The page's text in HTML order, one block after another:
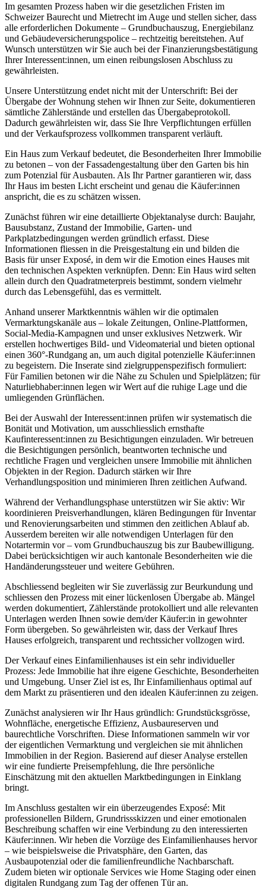
Im gesamten Prozess haben wir die gesetzlichen Fristen im
Schweizer Baurecht und Mietrecht im Auge und stellen sicher, dass
alle erforderlichen Dokumente – Grundbuchauszug, Energiebilanz
und Gebäudeversicherungspolice – rechtzeitig bereitstehen. Auf
Wunsch unterstützen wir Sie auch bei der Finanzierungsbestätigung
Ihrer Interessent:innen, um einen reibungslosen Abschluss zu
gewährleisten.
Unsere Unterstützung endet nicht mit der Unterschrift: Bei der
Übergabe der Wohnung stehen wir Ihnen zur Seite, dokumentieren
sämtliche Zählerstände und erstellen das Übergabeprotokoll.
Dadurch gewährleisten wir, dass Sie Ihre Verpflichtungen erfüllen
und der Verkaufsprozess vollkommen transparent verläuft.
Ein Haus zum Verkauf bedeutet, die Besonderheiten Ihrer Immobilie
zu betonen – von der Fassadengestaltung über den Garten bis hin
zum Potenzial für Ausbauten. Als Ihr Partner garantieren wir, dass
Ihr Haus im besten Licht erscheint und genau die Käufer:innen
anspricht, die es zu schätzen wissen.
Zunächst führen wir eine detaillierte Objektanalyse durch: Baujahr,
Bausubstanz, Zustand der Immobilie, Garten- und
Parkplatzbedingungen werden gründlich erfasst. Diese
Informationen fliessen in die Preisgestaltung ein und bilden die
Basis für unser Exposé, in dem wir die Emotion eines Hauses mit
den technischen Aspekten verknüpfen. Denn: Ein Haus wird selten
allein durch den Quadratmeterpreis bestimmt, sondern vielmehr
durch das Lebensgefühl, das es vermittelt.
Anhand unserer Marktkenntnis wählen wir die optimalen
Vermarktungskanäle aus – lokale Zeitungen, Online-Plattformen,
Social-Media-Kampagnen und unser exklusives Netzwerk. Wir
erstellen hochwertiges Bild- und Videomaterial und bieten optional
einen 360°-Rundgang an, um auch digital potenzielle Käufer:innen
zu begeistern. Die Inserate sind zielgruppenspezifisch formuliert:
Für Familien betonen wir die Nähe zu Schulen und Spielplätzen; für
Naturliebhaber:innen legen wir Wert auf die ruhige Lage und die
umliegenden Grünflächen.
Bei der Auswahl der Interessent:innen prüfen wir systematisch die
Bonität und Motivation, um ausschliesslich ernsthafte
Kaufinteressent:innen zu Besichtigungen einzuladen. Wir betreuen
die Besichtigungen persönlich, beantworten technische und
rechtliche Fragen und vergleichen unsere Immobilie mit ähnlichen
Objekten in der Region. Dadurch stärken wir Ihre
Verhandlungsposition und minimieren Ihren zeitlichen Aufwand.
Während der Verhandlungsphase unterstützen wir Sie aktiv: Wir
koordinieren Preisverhandlungen, klären Bedingungen für Inventar
und Renovierungsarbeiten und stimmen den zeitlichen Ablauf ab.
Ausserdem bereiten wir alle notwendigen Unterlagen für den
Notartermin vor – vom Grundbuchauszug bis zur Baubewilligung.
Dabei berücksichtigen wir auch kantonale Besonderheiten wie die
Handänderungssteuer und weitere Gebühren.
Abschliessend begleiten wir Sie zuverlässig zur Beurkundung und
schliessen den Prozess mit einer lückenlosen Übergabe ab. Mängel
werden dokumentiert, Zählerstände protokolliert und alle relevanten
Unterlagen werden Ihnen sowie dem/der Käufer:in in gewohnter
Form übergeben. So gewährleisten wir, dass der Verkauf Ihres
Hauses erfolgreich, transparent und rechtssicher vollzogen wird.
Der Verkauf eines Einfamilienhauses ist ein sehr individueller
Prozess: Jede Immobilie hat ihre eigene Geschichte, Besonderheiten
und Umgebung. Unser Ziel ist es, Ihr Einfamilienhaus optimal auf
dem Markt zu präsentieren und den idealen Käufer:innen zu zeigen.
Zunächst analysieren wir Ihr Haus gründlich: Grundstücksgrösse,
Wohnfläche, energetische Effizienz, Ausbaureserven und
baurechtliche Vorschriften. Diese Informationen sammeln wir vor
der eigentlichen Vermarktung und vergleichen sie mit ähnlichen
Immobilien in der Region. Basierend auf dieser Analyse erstellen
wir eine fundierte Preisempfehlung, die Ihre persönliche
Einschätzung mit den aktuellen Marktbedingungen in Einklang
bringt.
Im Anschluss gestalten wir ein überzeugendes Exposé: Mit
professionellen Bildern, Grundrissskizzen und einer emotionalen
Beschreibung schaffen wir eine Verbindung zu den interessierten
Käufer:innen. Wir heben die Vorzüge des Einfamilienhauses hervor
– wie beispielsweise die Privatsphäre, den Garten, das
Ausbaupotenzial oder die familienfreundliche Nachbarschaft.
Zudem bieten wir optionale Services wie Home Staging oder einen
digitalen Rundgang zum Tag der offenen Tür an.